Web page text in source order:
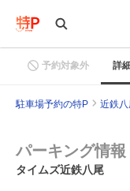
予約対象外 詳
駐車場予約の特P 近鉄
パーキング情報
タイムズ近鉄八尾